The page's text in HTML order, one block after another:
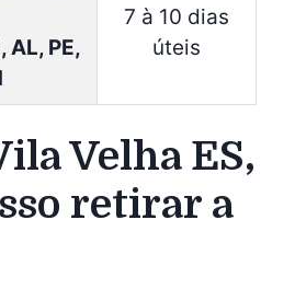
AL, PE,
7 à 10 dias
úteis
Velha ES,
retirar a